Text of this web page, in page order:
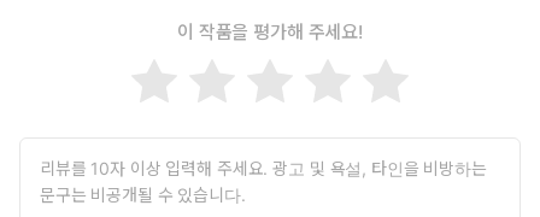
이 작품을 평가해 주세요!